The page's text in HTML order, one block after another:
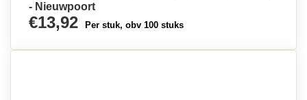
- Nieuwpoort
€13,92 Per stuk, obv 100 stuks